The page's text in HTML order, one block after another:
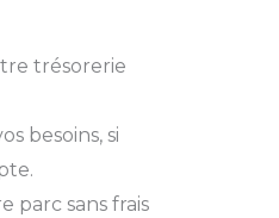
trésorerie
besoins, si
parc sans frais